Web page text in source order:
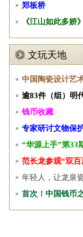
郑板桥
《江山如此多娇》
文玩天地
中国陶瓷设计艺
逾83件（组）明
钱币收藏
专家研讨文物保
“华源上手”第33
范长龙参观“双百
年轻人，让龙泉
首次！中国钱币